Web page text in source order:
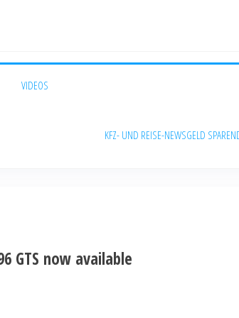
VIDEOS
KFZ- UND REISE-NEWSGELD SPAREN
GTS now available